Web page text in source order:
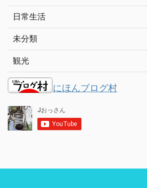
日常生活
未分類
観光
にほんブログ村